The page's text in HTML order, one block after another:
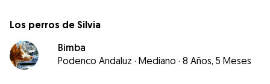
Los perros de Silvia
Bimba
Podenco Andaluz · Mediano · 8 Años, 5 Meses